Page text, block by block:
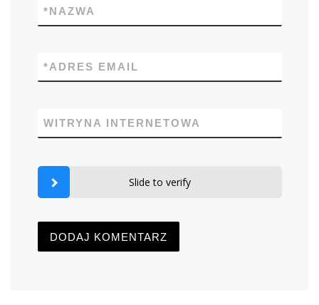
NAZWA
*
ADRES EMAIL
*
WITRYNA INTERNETOWA
Slide to verify